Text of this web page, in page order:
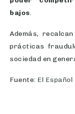
bajos.
Además,
prácticas
sociedad en
Fuente: El Español